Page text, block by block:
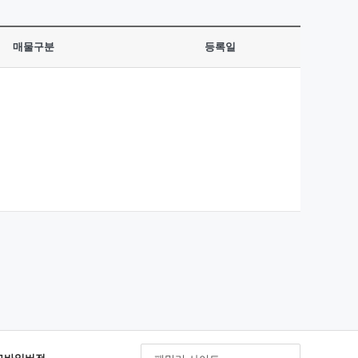
매물구분 등록일